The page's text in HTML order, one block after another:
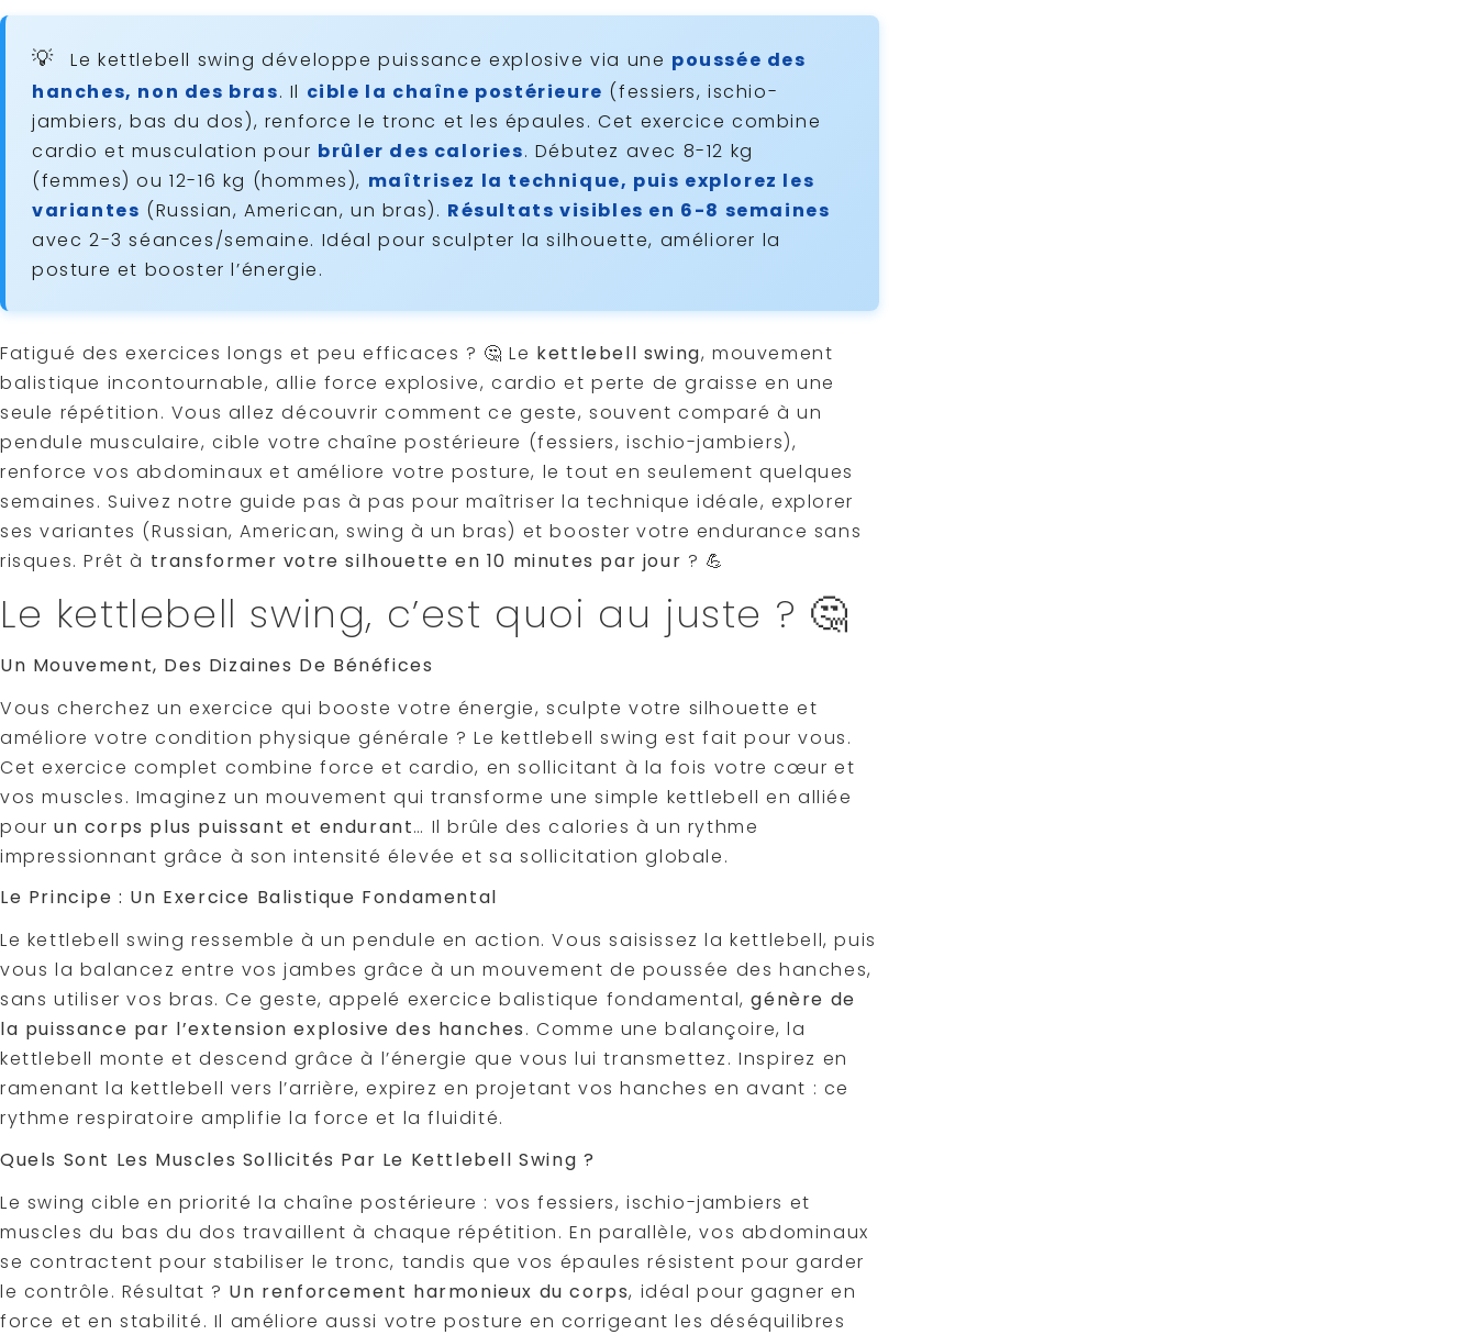
Le kettlebell swing développe puissance explosive via une poussée des
hanches, non des bras. Il cible la chaîne postérieure (fessiers, ischio-
jambiers, bas du dos), renforce le tronc et les épaules. Cet exercice combine
cardio et musculation pour brûler des calories. Débutez avec 8-12 kg
(femmes) ou 12-16 kg (hommes), maîtrisez la technique, puis explorez les
variantes (Russian, American, un bras). Résultats visibles en 6-8 semaines
avec 2-3 séances/semaine. Idéal pour sculpter la silhouette, améliorer la
posture et booster l’énergie.
Fatigué des exercices longs et peu efficaces ? 🤔 Le kettlebell swing, mouvement
balistique incontournable, allie force explosive, cardio et perte de graisse en une
seule répétition. Vous allez découvrir comment ce geste, souvent comparé à un
pendule musculaire, cible votre chaîne postérieure (fessiers, ischio-jambiers),
renforce vos abdominaux et améliore votre posture, le tout en seulement quelques
semaines. Suivez notre guide pas à pas pour maîtriser la technique idéale, explorer
ses variantes (Russian, American, swing à un bras) et booster votre endurance sans
risques. Prêt à transformer votre silhouette en 10 minutes par jour ? 💪
Le kettlebell swing, c’est quoi au juste ? 🤔
Un Mouvement, Des Dizaines De Bénéfices
Vous cherchez un exercice qui booste votre énergie, sculpte votre silhouette et
améliore votre condition physique générale ? Le kettlebell swing est fait pour vous.
Cet exercice complet combine force et cardio, en sollicitant à la fois votre cœur et
vos muscles. Imaginez un mouvement qui transforme une simple kettlebell en alliée
pour un corps plus puissant et endurant… Il brûle des calories à un rythme
impressionnant grâce à son intensité élevée et sa sollicitation globale.
Le Principe : Un Exercice Balistique Fondamental
Le kettlebell swing ressemble à un pendule en action. Vous saisissez la kettlebell, puis
vous la balancez entre vos jambes grâce à un mouvement de poussée des hanches,
sans utiliser vos bras. Ce geste, appelé exercice balistique fondamental,génère de
la puissance par l’extension explosive des hanches. Comme une balançoire, la
kettlebell monte et descend grâce à l’énergie que vous lui transmettez. Inspirez en
ramenant la kettlebell vers l’arrière, expirez en projetant vos hanches en avant : ce
rythme respiratoire amplifie la force et la fluidité.
Quels Sont Les Muscles Sollicités Par Le Kettlebell Swing ?
Le swing cible en priorité la chaîne postérieure : vos fessiers, ischio-jambiers et
muscles du bas du dos travaillent à chaque répétition. En parallèle, vos abdominaux
se contractent pour stabiliser le tronc, tandis que vos épaules résistent pour garder
le contrôle. Résultat ? Un renforcement harmonieux du corps, idéal pour gagner en
force et en stabilité. Il améliore aussi votre posture en corrigeant les déséquilibres